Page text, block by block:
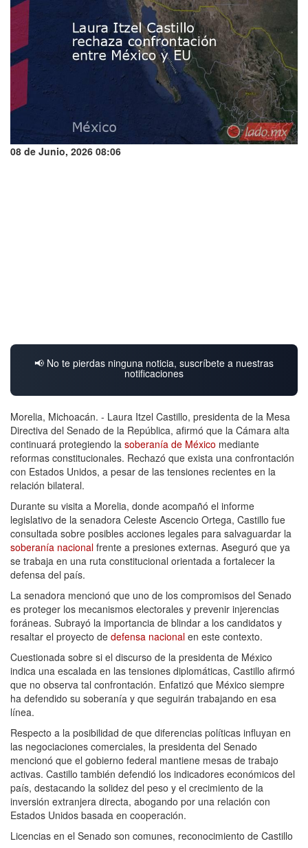
08 de Junio, 2026 08:06
📢 No te pierdas ninguna noticia, suscríbete a nuestras
notificaciones
Morelia, Michoacán. - Laura Itzel Castillo, presidenta de la Mesa
Directiva del Senado de la República, afirmó que la Cámara alta
continuará protegiendo la soberanía de México mediante
reformas constitucionales. Rechazó que exista una confrontación
con Estados Unidos, a pesar de las tensiones recientes en la
relación bilateral.
Durante su visita a Morelia, donde acompañó el informe
legislativo de la senadora Celeste Ascencio Ortega, Castillo fue
consultada sobre posibles acciones legales para salvaguardar la
soberanía nacional frente a presiones externas. Aseguró que ya
se trabaja en una ruta constitucional orientada a fortalecer la
defensa del país.
La senadora mencionó que uno de los compromisos del Senado
es proteger los mecanismos electorales y prevenir injerencias
foráneas. Subrayó la importancia de blindar a los candidatos y
resaltar el proyecto de defensa nacional en este contexto.
Cuestionada sobre si el discurso de la presidenta de México
indica una escalada en las tensiones diplomáticas, Castillo afirmó
que no observa tal confrontación. Enfatizó que México siempre
ha defendido su soberanía y que seguirán trabajando en esa
línea.
Respecto a la posibilidad de que diferencias políticas influyan en
las negociaciones comerciales, la presidenta del Senado
mencionó que el gobierno federal mantiene mesas de trabajo
activas. Castillo también defendió los indicadores económicos del
país, destacando la solidez del peso y el crecimiento de la
inversión extranjera directa, abogando por una relación con
Estados Unidos basada en cooperación.
Licencias en el Senado son comunes, reconocimiento de Castillo